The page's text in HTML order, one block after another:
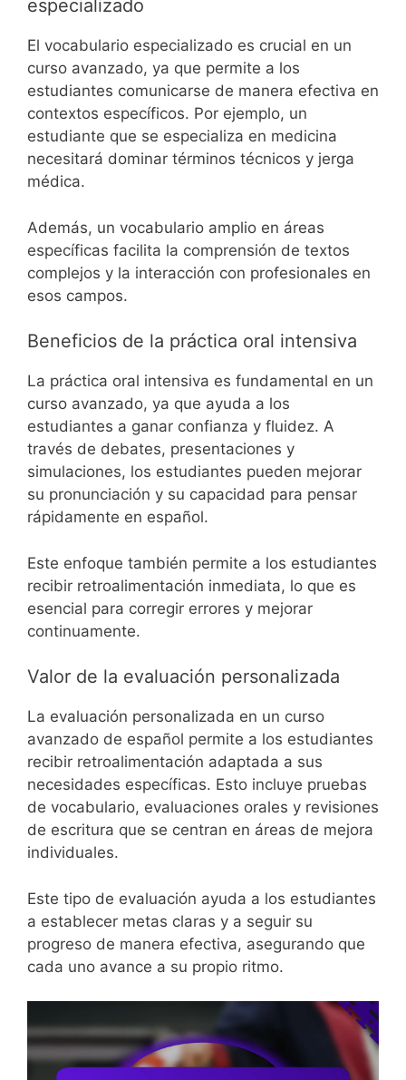
especializado
El vocabulario especializado es crucial en un
curso avanzado, ya que permite a los
estudiantes comunicarse de manera efectiva en
contextos específicos. Por ejemplo, un
estudiante que se especializa en medicina
necesitará dominar términos técnicos y jerga
médica.
Además, un vocabulario amplio en áreas
específicas facilita la comprensión de textos
complejos y la interacción con profesionales en
esos campos.
Beneficios de la práctica oral intensiva
La práctica oral intensiva es fundamental en un
curso avanzado, ya que ayuda a los
estudiantes a ganar confianza y fluidez. A
través de debates, presentaciones y
simulaciones, los estudiantes pueden mejorar
su pronunciación y su capacidad para pensar
rápidamente en español.
Este enfoque también permite a los estudiantes
recibir retroalimentación inmediata, lo que es
esencial para corregir errores y mejorar
continuamente.
Valor de la evaluación personalizada
La evaluación personalizada en un curso
avanzado de español permite a los estudiantes
recibir retroalimentación adaptada a sus
necesidades específicas. Esto incluye pruebas
de vocabulario, evaluaciones orales y revisiones
de escritura que se centran en áreas de mejora
individuales.
Este tipo de evaluación ayuda a los estudiantes
a establecer metas claras y a seguir su
progreso de manera efectiva, asegurando que
cada uno avance a su propio ritmo.